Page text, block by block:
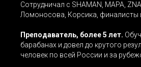
Сотрудничал с SHAMAN, МАРА,
Ломоносова, Корсика, финалисты
Преподаватель, более 5 лет.
барабанах и довел до крутого
человек по всей России и за